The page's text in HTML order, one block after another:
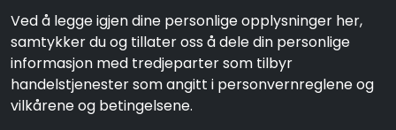
Ved å legge igjen dine personlige opplysninger her,
samtykker du og tillater oss å dele din personlige
informasjon med tredjeparter som tilbyr
handelstjenester som angitt i personvernreglene og
vilkårene og betingelsene.